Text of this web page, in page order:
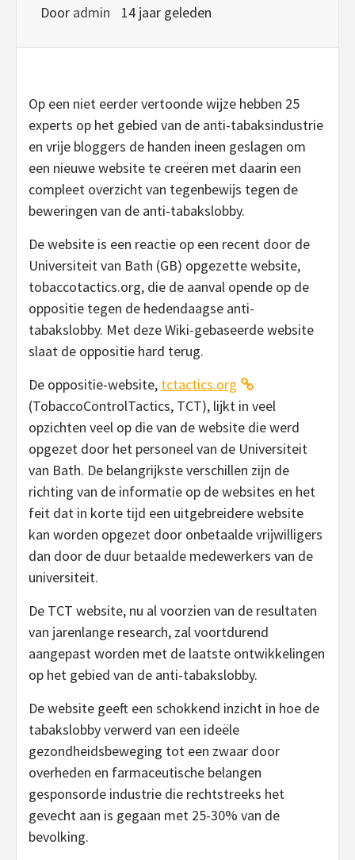
Door admin 14 jaar geleden
Op een niet eerder vertoonde wijze hebben 25
experts op het gebied van de anti-tabaksindustrie
en vrije bloggers de handen ineen geslagen om
een nieuwe website te creëren met daarin een
compleet overzicht van tegenbewijs tegen de
beweringen van de anti-tabakslobby.
De website is een reactie op een recent door de
Universiteit van Bath (GB) opgezette website,
tobaccotactics.org, die de aanval opende op de
oppositie tegen de hedendaagse anti-
tabakslobby. Met deze Wiki-gebaseerde website
slaat de oppositie hard terug.
De oppositie-website, tctactics.org
(TobaccoControlTactics, TCT), lijkt in veel
opzichten veel op die van de website die werd
opgezet door het personeel van de Universiteit
van Bath. De belangrijkste verschillen zijn de
richting van de informatie op de websites en het
feit dat in korte tijd een uitgebreidere website
kan worden opgezet door onbetaalde vrijwilligers
dan door de duur betaalde medewerkers van de
universiteit.
De TCT website, nu al voorzien van de resultaten
van jarenlange research, zal voortdurend
aangepast worden met de laatste ontwikkelingen
op het gebied van de anti-tabakslobby.
De website geeft een schokkend inzicht in hoe de
tabakslobby verwerd van een ideële
gezondheidsbeweging tot een zwaar door
overheden en farmaceutische belangen
gesponsorde industrie die rechtstreeks het
gevecht aan is gegaan met 25-30% van de
bevolking.